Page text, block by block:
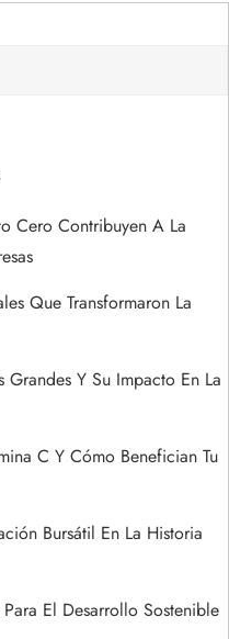
Cero Contribuyen A La
Que Transformaron La
Y Su Impacto En La
C Y Cómo Benefician Tu
Bursátil En La Historia
El Desarrollo Sostenible